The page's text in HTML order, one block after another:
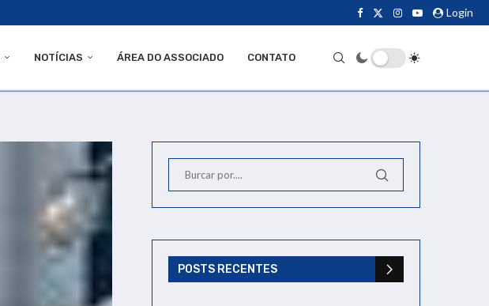
Login
NOTÍCIAS ÁREA DO ASSOCIADO CONTATO
POSTS RECENTES